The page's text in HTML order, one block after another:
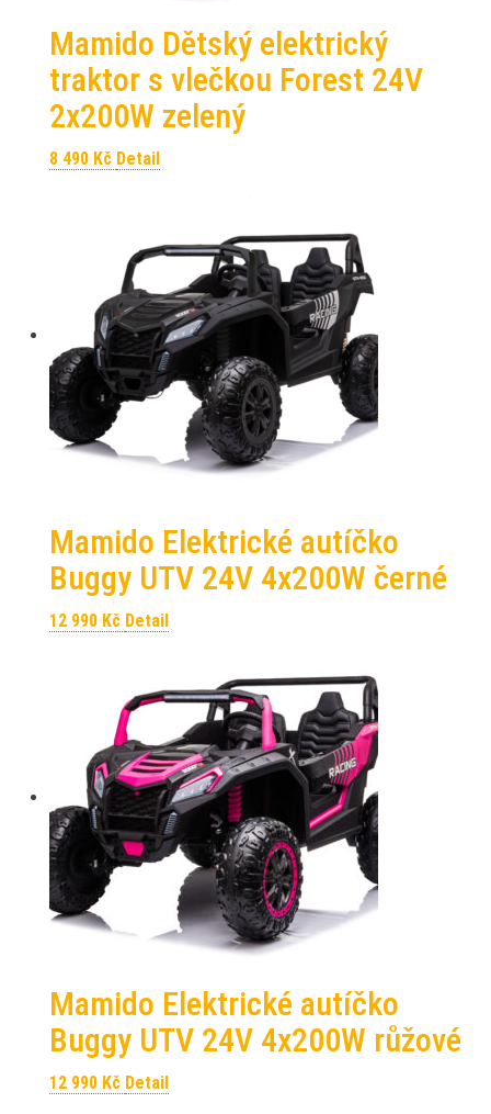
Mamido Dětský elektrický
traktor s vlečkou Forest 24V
2x200W zelený
8 490 Kč Detail
Mamido Elektrické autíčko
Buggy UTV 24V 4x200W černé
12 990 Kč Detail
Mamido Elektrické autíčko
Buggy UTV 24V 4x200W růžové
12 990 Kč Detail